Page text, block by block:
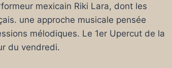
mexicain Riki Lara, dont les
une approche musicale pensée
mélodiques. Le 1er Upercut de la
du vendredi.